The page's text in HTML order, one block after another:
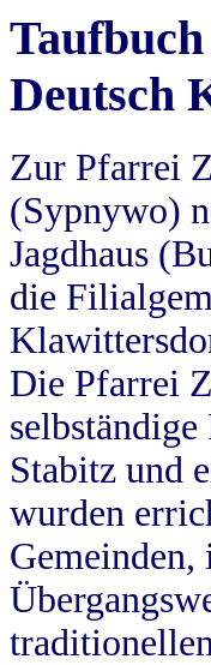
Deutsch
Zur Pfarrei
(Sypnywo)
Jagdhaus
die
Die Pfarrei
Stabitz und
wurden
Gemeinden,